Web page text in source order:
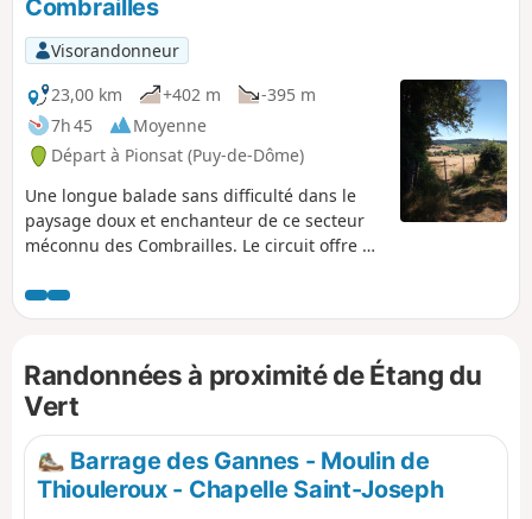
Combrailles
Visorandonneur
23,00 km
+402 m
-395 m
7h 45
Moyenne
Départ à Pionsat (Puy-de-Dôme)
Une longue balade sans difficulté dans le
paysage doux et enchanteur de ce secteur
méconnu des Combrailles. Le circuit offre de
bosselée et verdoyante. Il vous permettra
également d'apprécier la fraîcheur des
Combrailles, encore bien présent dans les
hameaux que vous traverserez. À la belle
saison, vous pourrez admirer les majestueux
vols de rapaces au-dessus des prés.
Ambiance bucolique garantie.
Randonnées à proximité de Étang du
Vert
Barrage des Gannes - Moulin de
Thiouleroux - Chapelle Saint-Joseph